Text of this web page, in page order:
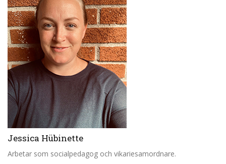
Jessica Hübinette
Arbetar som socialpedagog och vikariesamordnare.